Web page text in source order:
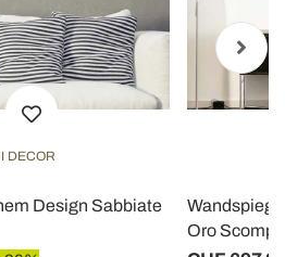
DECOR
Design Sabbiate
Oro